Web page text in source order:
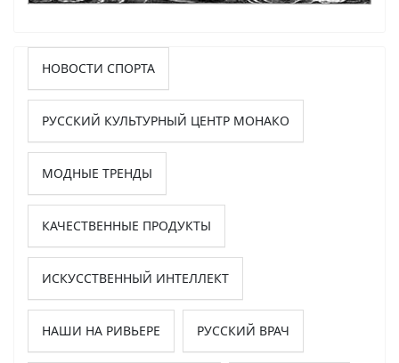
НОВОСТИ СПОРТА
РУССКИЙ КУЛЬТУРНЫЙ ЦЕНТР МОНАКО
МОДНЫЕ ТРЕНДЫ
КАЧЕСТВЕННЫЕ ПРОДУКТЫ
ИСКУССТВЕННЫЙ ИНТЕЛЛЕКТ
НАШИ НА РИВЬЕРЕ РУССКИЙ ВРАЧ